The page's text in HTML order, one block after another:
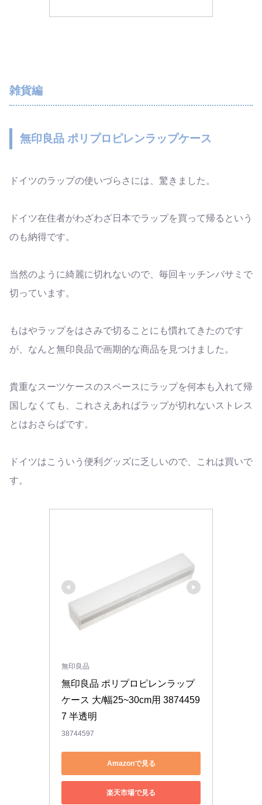
雑貨編
無印良品 ポリプロピレンラップケース
ドイツのラップの使いづらさには、驚きました。
ドイツ在住者がわざわざ日本でラップを買って帰るという
のも納得です。
当然のように綺麗に切れないので、毎回キッチンバサミで
切っています。
もはやラップをはさみで切ることにも慣れてきたのです
が、なんと無印良品で画期的な商品を見つけました。
貴重なスーツケースのスペースにラップを何本も入れて帰
国しなくても、これさえあればラップが切れないストレス
とはおさらばです。
ドイツはこういう便利グッズに乏しいので、これは買いで
す。
無印良品
無印良品 ポリプロピレンラップ
ケース 大/幅25~30cm用 3874459
7 半透明
38744597
Amazonで見る
楽天市場で見る